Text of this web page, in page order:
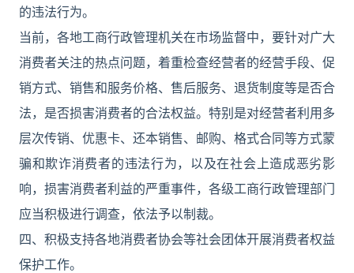
的违法行为。
当前，各地工商行政管理机关在市场监督中，要针对广大
消费者关注的热点问题，着重检查经营者的经营手段、促
销方式、销售和服务价格、售后服务、退货制度等是否合
法，是否损害消费者的合法权益。特别是对经营者利用多
层次传销、优惠卡、还本销售、邮购、格式合同等方式蒙
骗和欺诈消费者的违法行为，以及在社会上造成恶劣影
响，损害消费者利益的严重事件，各级工商行政管理部门
应当积极进行调查，依法予以制裁。
四、积极支持各地消费者协会等社会团体开展消费者权益
保护工作。